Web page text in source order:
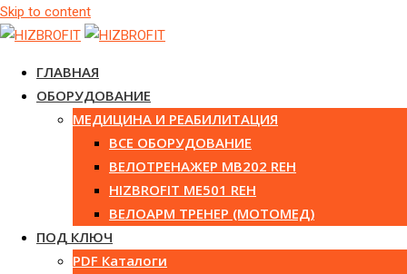
Skip to content
ГЛАВНАЯ
ОБОРУДОВАНИЕ
МЕДИЦИНА И РЕАБИЛИТАЦИЯ
ВСЕ ОБОРУДОВАНИЕ
ВЕЛОТРЕНАЖЕР MB202 REH
HIZBROFIT ME501 REH
ВЕЛОАРМ ТРЕНЕР (МОТОМЕД)
ПОД КЛЮЧ
PDF Каталоги